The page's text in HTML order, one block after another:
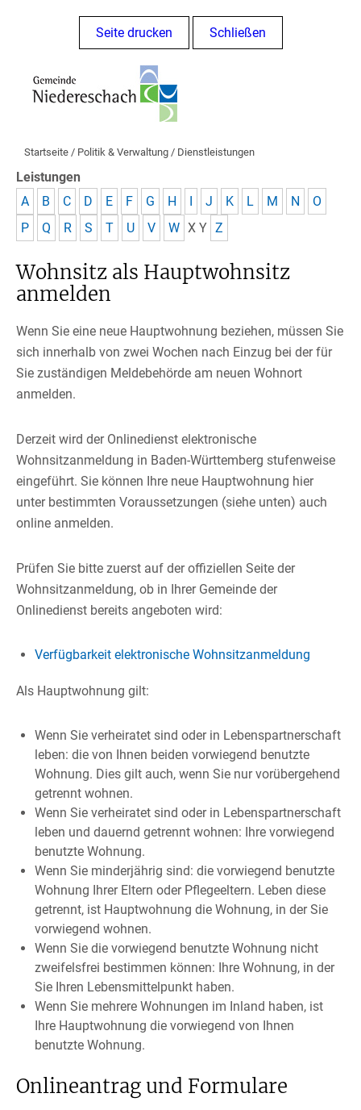
Seite drucken Schließen
Startseite / Politik & Verwaltung / Dienstleistungen
Leistungen
A
B C D E F G H I J K L M N
O
P
Q R S T U V W X Y Z
Wohnsitz als Hauptwohnsitz
anmelden
Wenn Sie eine neue Hauptwohnung beziehen, müssen Sie
sich innerhalb von zwei Wochen nach Einzug bei der für
Sie zuständigen Meldebehörde am neuen Wohnort
anmelden.
Derzeit wird der Onlinedienst elektronische
Wohnsitzanmeldung in Baden-Württemberg stufenweise
eingeführt. Sie können Ihre neue Hauptwohnung hier
unter bestimmten Voraussetzungen (siehe unten) auch
online anmelden.
Prüfen Sie bitte zuerst auf der offiziellen Seite der
Wohnsitzanmeldung, ob in Ihrer Gemeinde der
Onlinedienst bereits angeboten wird:
Verfügbarkeit elektronische Wohnsitzanmeldung
Als Hauptwohnung gilt:
Wenn Sie verheiratet sind oder in Lebenspartnerschaft
leben: die von Ihnen beiden vorwiegend benutzte
Wohnung. Dies gilt auch, wenn Sie nur vorübergehend
getrennt wohnen.
Wenn Sie verheiratet sind oder in Lebenspartnerschaft
leben und dauernd getrennt wohnen: Ihre vorwiegend
benutzte Wohnung.
Wenn Sie minderjährig sind: die vorwiegend benutzte
Wohnung Ihrer Eltern oder Pflegeeltern. Leben diese
getrennt, ist Hauptwohnung die Wohnung, in der Sie
vorwiegend wohnen.
Wenn Sie die vorwiegend benutzte Wohnung nicht
zweifelsfrei bestimmen können: Ihre Wohnung, in der
Sie Ihren Lebensmittelpunkt haben.
Wenn Sie mehrere Wohnungen im Inland haben, ist
Ihre Hauptwohnung die vorwiegend von Ihnen
benutzte Wohnung.
Onlineantrag und Formulare